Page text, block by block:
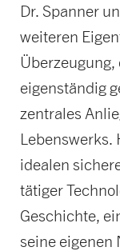
Dr. Spanner
weiteren
eigenständig
zentrales
Lebenswerks.
idealen
tätiger
Geschichte,
seine eigenen